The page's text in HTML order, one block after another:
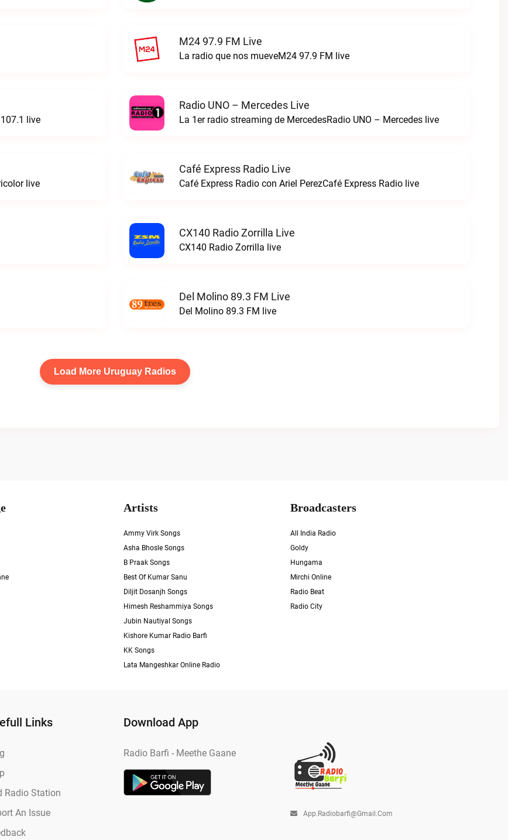
M24 97.9 FM Live
La radio que nos mueveM24 97.9 FM live
live
Radio UNO – Mercedes Live
La 1er radio streaming de MercedesRadio UNO – Mercedes live
live
Café Express Radio Live
Café Express Radio con Ariel PerezCafé Express Radio live
CX140 Radio Zorrilla Live
CX140 Radio Zorrilla live
Del Molino 89.3 FM Live
Del Molino 89.3 FM live
Load More Uruguay Radios
Artists
Ammy Virk Songs
Asha Bhosle Songs
B Praak Songs
Best Of Kumar Sanu
Diljit Dosanjh Songs
Himesh Reshammiya Songs
Jubin Nautiyal Songs
Kishore Kumar Radio Barfi
KK Songs
Lata Mangeshkar Online Radio
Broadcasters
All India Radio
Goldy
Hungama
Mirchi Online
Radio Beat
Radio City
Links
Radio Station
An Issue
Download App
Radio Barfi - Meethe Gaane
App.radiobarfi@gmail.com